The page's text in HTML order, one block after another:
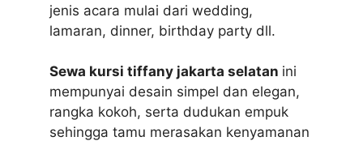
jenis acara mulai dari wedding,
lamaran, dinner, birthday party dll.
Sewa kursi tiffany jakarta selatan ini
mempunyai desain simpel dan elegan,
rangka kokoh, serta dudukan empuk
sehingga tamu merasakan kenyamanan